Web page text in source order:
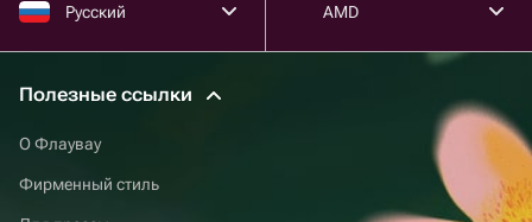
Русский AMD
Полезные ссылки
О Флаувау
Фирменный стиль